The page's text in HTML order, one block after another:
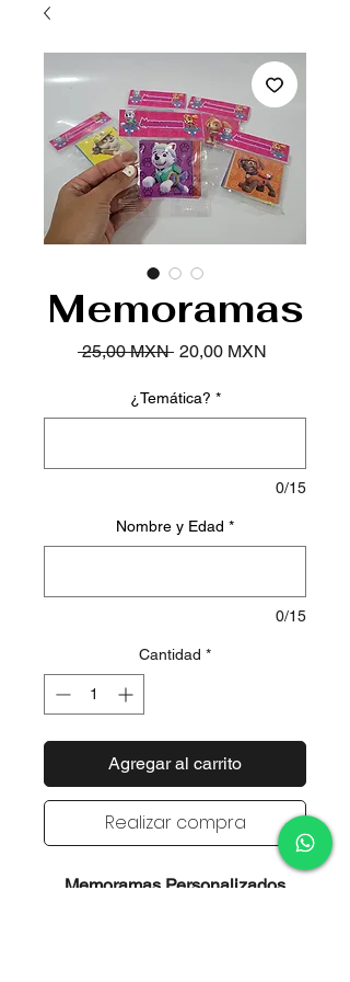
Memoramas
25,00 MXN Precio
20,00 MXN
¿Temática? *
0/15
Nombre y Edad *
0/15
Cantidad *
Agregar al carrito
Realizar compra
Memoramas Personalizados